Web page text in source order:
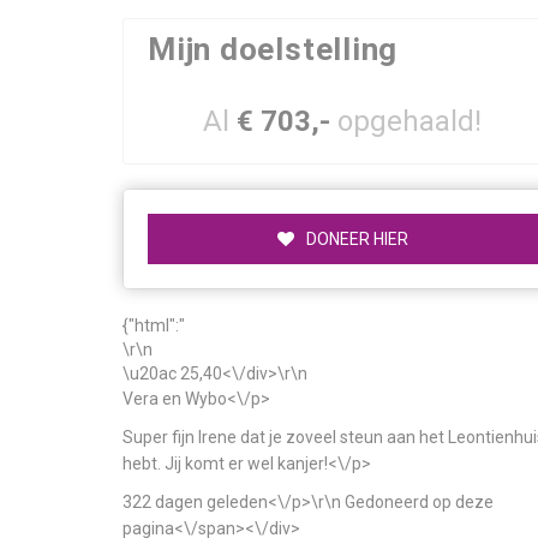
Mijn doelstelling
Al € 703,- opgehaald!
DONEER HIER
{"html":"
\r\n
\u20ac 25,40<\/div>\r\n
Vera en Wybo<\/p>
Super fijn Irene dat je zoveel steun aan het
hebt. Jij komt er wel kanjer!<\/p>
322 dagen geleden<\/p>\r\n Gedoneerd op deze
pagina<\/span><\/div>